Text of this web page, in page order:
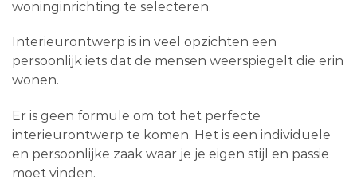
woninginrichting te selecteren.
Interieurontwerp is in veel opzichten een
persoonlijk iets dat de mensen weerspiegelt die erin
wonen.
Er is geen formule om tot het perfecte
interieurontwerp te komen. Het is een individuele
en persoonlijke zaak waar je je eigen stijl en passie
moet vinden.